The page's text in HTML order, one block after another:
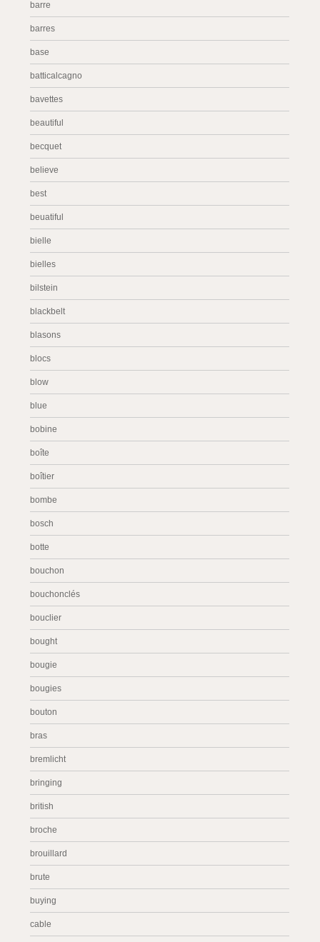
barre
barres
base
batticalcagno
bavettes
beautiful
becquet
believe
best
beuatiful
bielle
bielles
bilstein
blackbelt
blasons
blocs
blow
blue
bobine
boîte
boîtier
bombe
bosch
botte
bouchon
bouchonclés
bouclier
bought
bougie
bougies
bouton
bras
bremlicht
bringing
british
broche
brouillard
brute
buying
cable